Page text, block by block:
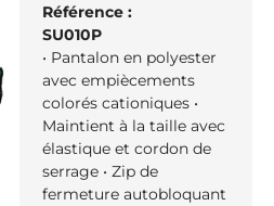
Référence :
SU010P
• Pantalon en polyester
avec empiècements
colorés cationiques •
Maintient à la taille avec
élastique et cordon de
serrage • Zip de
fermeture autobloquant